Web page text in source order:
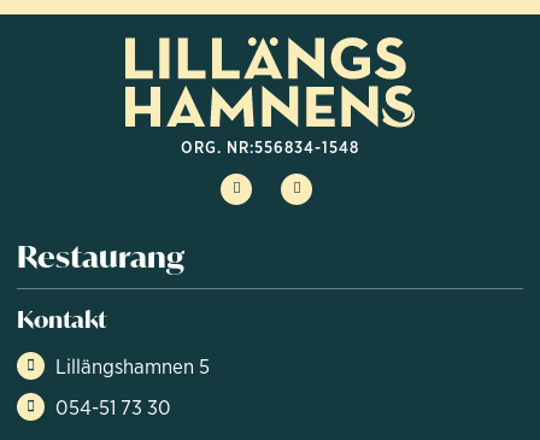
ORG. NR:556834-1548
Restaurang
Kontakt
Lillängshamnen 5
054-51 73 30